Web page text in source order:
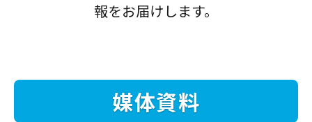
報をお届けします。
媒体資料